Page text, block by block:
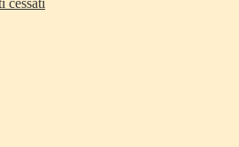
cessati